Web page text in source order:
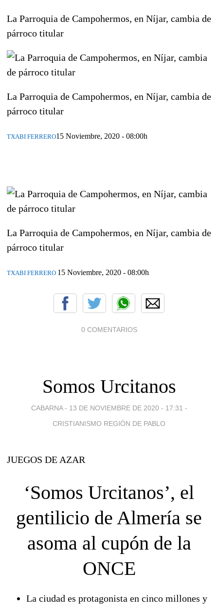
La Parroquia de Campohermos, en Níjar, cambia de
párroco titular
La Parroquia de Campohermos, en Níjar, cambia de
párroco titular
TXABI FERRERO15 Noviembre, 2020 - 08:00h
La Parroquia de Campohermos, en Níjar, cambia de
párroco titular
TXABI FERRERO 15 Noviembre, 2020 - 08:00h
0 COMENTARIOS
Somos Urcitanos
CABARNA - 13 DE NOVIEMBRE DE 2020 - 17:31 -
CRISTIANISMO REGIÓN DE PABLO
JUEGOS DE AZAR
‘Somos Urcitanos’, el
gentilicio de Almería se
asoma al cupón de la
ONCE
La ciudad es protagonista en cinco millones y